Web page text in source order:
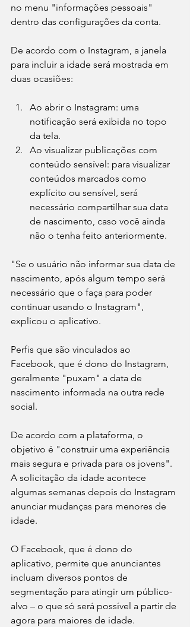
no menu "informações pessoais"
dentro das configurações da conta.
De acordo com o Instagram, a janela
para incluir a idade será mostrada em
duas ocasiões:
Ao abrir o Instagram: uma
notificação será exibida no topo
da tela.
Ao visualizar publicações com
conteúdo sensível: para visualizar
conteúdos marcados como
explícito ou sensível, será
necessário compartilhar sua data
de nascimento, caso você ainda
não o tenha feito anteriormente.
"Se o usuário não informar sua data de
nascimento, após algum tempo será
necessário que o faça para poder
continuar usando o Instagram",
explicou o aplicativo.
Perfis que são vinculados ao
Facebook, que é dono do Instagram,
geralmente "puxam" a data de
nascimento informada na outra rede
social.
De acordo com a plataforma, o
objetivo é "construir uma experiência
mais segura e privada para os jovens".
A solicitação da idade acontece
algumas semanas depois do Instagram
anunciar mudanças para menores de
idade.
O Facebook, que é dono do
aplicativo, permite que anunciantes
incluam diversos pontos de
segmentação para atingir um público-
alvo – o que só será possível a partir de
agora para maiores de idade.